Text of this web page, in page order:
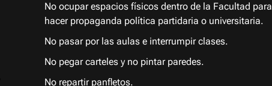
No ocupar espacios físicos dentro de la Facultad para
hacer propaganda política partidaria o universitaria.
No pasar por las aulas e interrumpir clases.
No pegar carteles y no pintar paredes.
No repartir panfletos.